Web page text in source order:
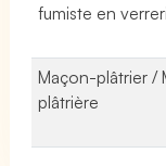
fumiste en
Maçon-plâtrier /
plâtrière